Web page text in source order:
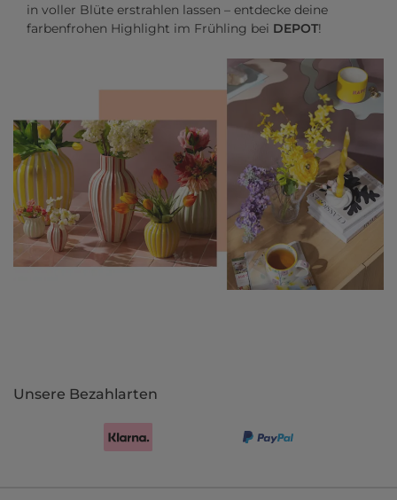
in voller Blüte erstrahlen lassen – entdecke deine
farbenfrohen Highlight im Frühling bei DEPOT!
Unsere Bezahlarten